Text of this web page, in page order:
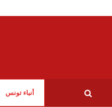
vandalisé et incendié par des
أنباء تونس